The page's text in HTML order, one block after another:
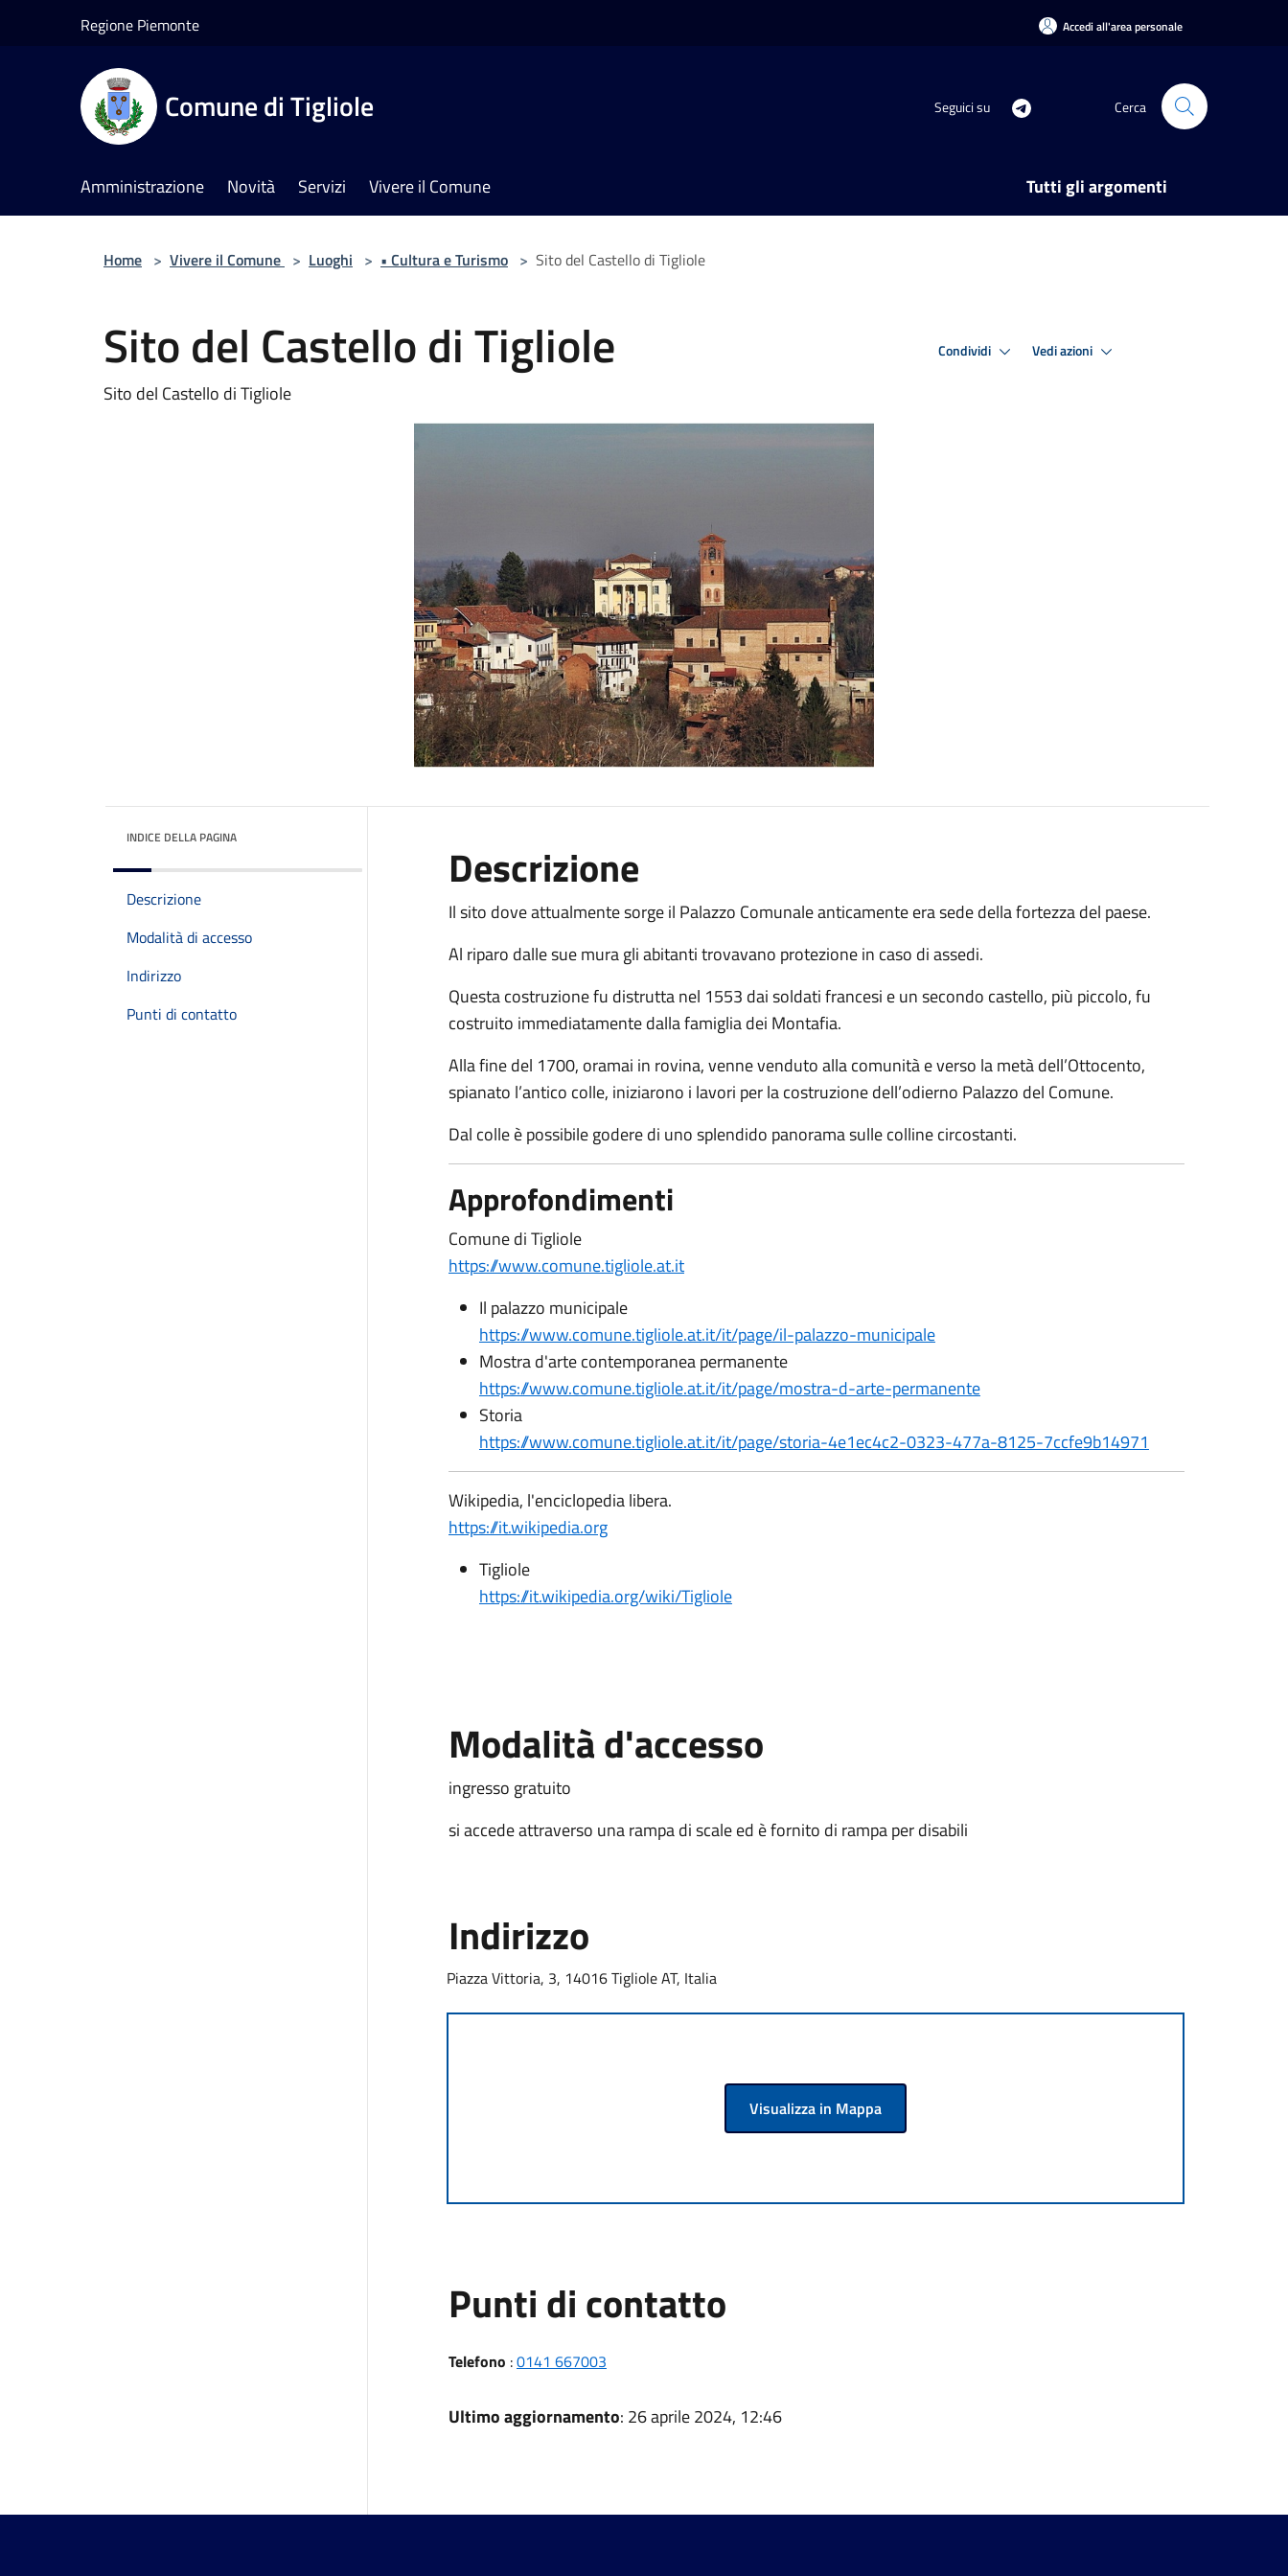
Regione Piemonte Accedi all'area personale
Comune di Tigliole Seguici su Cerca
Amministrazione Novità Servizi Vivere il Comune Tutti gli argomenti
Home > Vivere il Comune > Luoghi > • Cultura e Turismo > Sito del Castello di Tigliole
Sito del Castello di Tigliole
Sito del Castello di Tigliole
Condividi Vedi azioni
INDICE DELLA PAGINA
Descrizione
Modalità di accesso
Indirizzo
Punti di contatto
Descrizione
Il sito dove attualmente sorge il Palazzo Comunale anticamente era sede della fortezza del paese.
Al riparo dalle sue mura gli abitanti trovavano protezione in caso di assedi.
Questa costruzione fu distrutta nel 1553 dai soldati francesi e un secondo castello, più piccolo, fu
costruito immediatamente dalla famiglia dei Montafia.
Alla fine del 1700, oramai in rovina, venne venduto alla comunità e verso la metà dell’Ottocento,
spianato l’antico colle, iniziarono i lavori per la costruzione dell’odierno Palazzo del Comune.
Dal colle è possibile godere di uno splendido panorama sulle colline circostanti.
Approfondimenti
Comune di Tigliole
https://www.comune.tigliole.at.it
Il palazzo municipale
https://www.comune.tigliole.at.it/it/page/il-palazzo-municipale
Mostra d'arte contemporanea permanente
https://www.comune.tigliole.at.it/it/page/mostra-d-arte-permanente
Storia
https://www.comune.tigliole.at.it/it/page/storia-4e1ec4c2-0323-477a-8125-7ccfe9b14971
Wikipedia, l'enciclopedia libera.
https://it.wikipedia.org
Tigliole
https://it.wikipedia.org/wiki/Tigliole
Modalità d'accesso
ingresso gratuito
si accede attraverso una rampa di scale ed è fornito di rampa per disabili
Indirizzo
Piazza Vittoria, 3, 14016 Tigliole AT, Italia
Visualizza in Mappa
Punti di contatto
Telefono :0141 667003
Ultimo aggiornamento: 26 aprile 2024, 12:46